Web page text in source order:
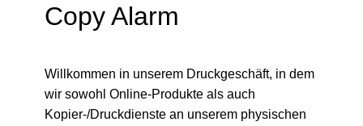
Copy Alarm
Willkommen in unserem Druckgeschäft, in dem
wir sowohl Online-Produkte als auch
Kopier-/Druckdienste an unserem physischen